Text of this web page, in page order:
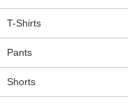
T-Shirts
Pants
Shorts